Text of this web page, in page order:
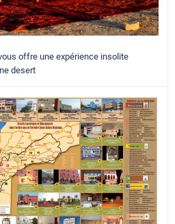
offre une expérience insolite
desert